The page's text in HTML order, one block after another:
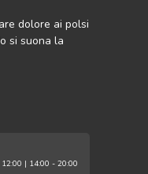
dolore ai polsi
si suona la
| 14:00 - 20:00